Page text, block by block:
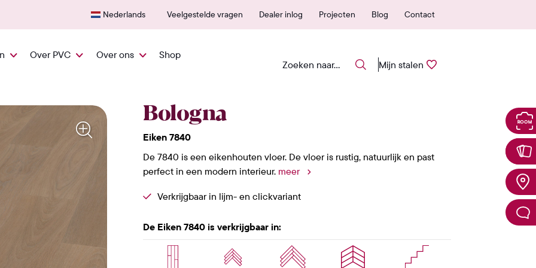
600+ erkende verkooppunten 25 jaar garantie
Nederlands Veelgestelde vragen Dealer inlog Projecten Blog Contact
Over PVC Over ons Shop
Mijn stalen
Bologna
Eiken 7840
De 7840 is een eikenhouten vloer. De vloer is rustig, natuurlijk en past
perfect in een modern interieur. meer
Verkrijgbaar in lijm- en clickvariant
De Eiken 7840 is verkrijgbaar in: